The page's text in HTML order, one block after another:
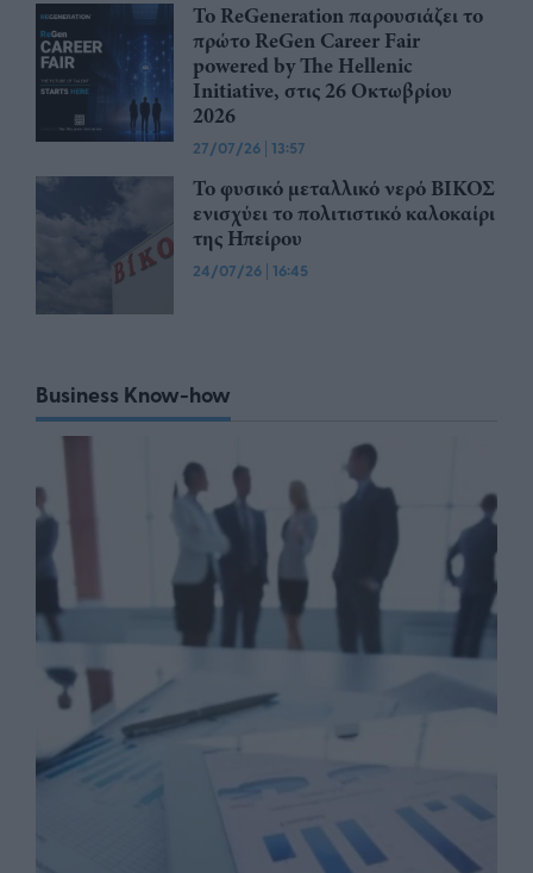
Το ReGeneration παρουσιάζει το
πρώτο ReGen Career Fair
powered by The Hellenic
Initiative, στις 26 Οκτωβρίου
2026
27/07/26 | 13:57
Το φυσικό μεταλλικό νερό ΒΙΚΟΣ
ενισχύει το πολιτιστικό καλοκαίρι
της Ηπείρου
24/07/26 | 16:45
Business Know-how